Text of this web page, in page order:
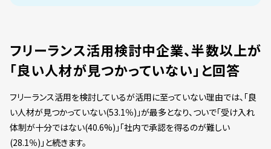
フリーランス活用検討中企業、半数以上が
「良い人材が見つかっていない」と回答
フリーランス活用を検討しているが活用に至っていない理由では、「良
い人材が見つかっていない(53.1％)」が最多となり、ついで「受け入れ
体制が十分ではない(40.6%)」「社内で承認を得るのが難しい
(28.1％)」と続きます。